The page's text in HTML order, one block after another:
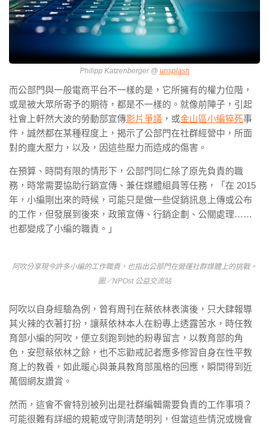
Philipp Katzenberger @ unsplash
而公部門與一般電商平台不一樣的是，它所擁有的權力位階，
或是被大眾所寄予的期待，都是不一樣的。就像前陣子，引起
社會上軒然大波的勞動部宣傳影片爭議 ，或金山區小編猝死事
件，誠然都在某種程度上，揭示了公部門在社群經營中，所面
對的龐大壓力，以及，因這些壓力而造成的傷害。
在預算、時間有限的情形下，公部門同仁除了原先負責的職
務，時常需要協助行銷宣傳、兼任媒體組員等任務，「在 2015
年，小編剛出來的時候，可能只是做一些促銷訊息上傳或公布
的工作，但發展到後來，政策宣傳、行銷企劃、公關處理……
也都變成了小編的職責。」
阿吹分享現今許多小編的工作職責，也指出公部門在營運社群媒體上的挑戰。
圖／NPOst 公益交流站
阿吹以自身經驗為例，曾有周刊在蔡依林表演後，只大肆報導
其火辣的衣著打扮，讓蔡依林本人在粉專上透露苦水，時任教
育部小編的阿吹，便立刻跑到她的粉專留言，以教育部的角
色，安慰蔡依林之餘，也不忘勸戒記者應多修習自身在性平教
育上的教養，如此暖心與兼具教育部風格的回應，瞬間得到近
萬個網友讚賞。
然而，這會不會特別被列出是社群編輯需要負責的工作事項？
可能很難有詳細的規範或守則清楚明列，但當這些情況或機會